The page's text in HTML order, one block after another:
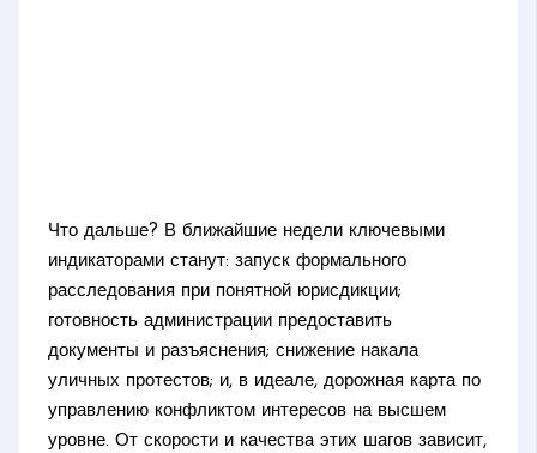
Что дальше? В ближайшие недели ключевыми
индикаторами станут: запуск формального
расследования при понятной юрисдикции;
готовность администрации предоставить
документы и разъяснения; снижение накала
уличных протестов; и, в идеале, дорожная карта по
управлению конфликтом интересов на высшем
уровне. От скорости и качества этих шагов зависит,